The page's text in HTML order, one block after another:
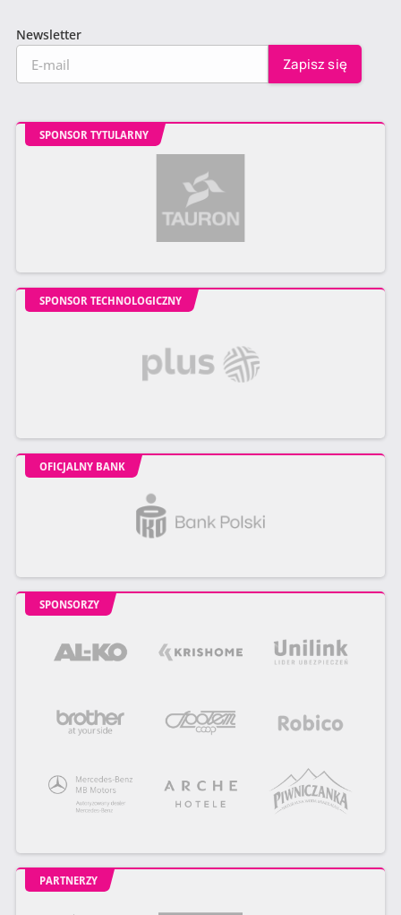
Newsletter
SPONSOR TYTULARNY
SPONSOR TECHNOLOGICZNY
OFICJALNY BANK
SPONSORZY
PARTNERZY